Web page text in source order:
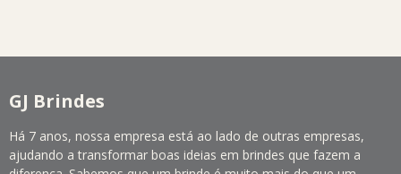
GJ Brindes
Há 7 anos, nossa empresa está ao lado de outras empresas,
ajudando a transformar boas ideias em brindes que fazem a